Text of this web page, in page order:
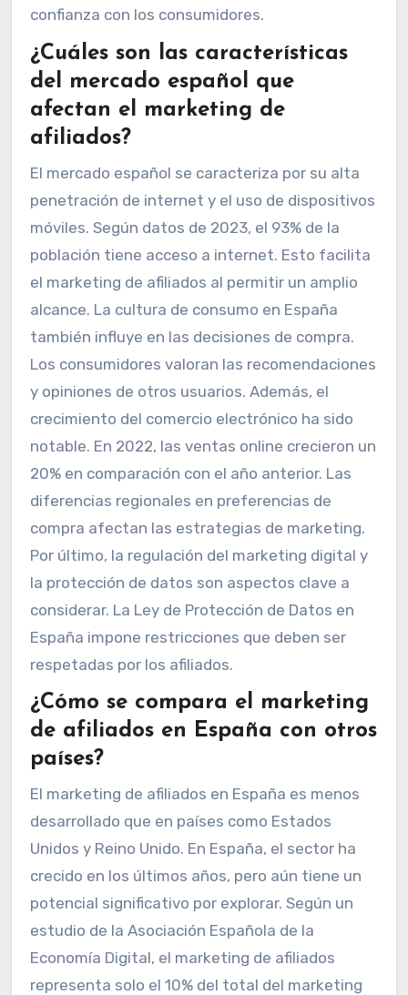
confianza con los consumidores.
¿Cuáles son las características
del mercado español que
afectan el marketing de
afiliados?
El mercado español se caracteriza por su alta
penetración de internet y el uso de dispositivos
móviles. Según datos de 2023, el 93% de la
población tiene acceso a internet. Esto facilita
el marketing de afiliados al permitir un amplio
alcance. La cultura de consumo en España
también influye en las decisiones de compra.
Los consumidores valoran las recomendaciones
y opiniones de otros usuarios. Además, el
crecimiento del comercio electrónico ha sido
notable. En 2022, las ventas online crecieron un
20% en comparación con el año anterior. Las
diferencias regionales en preferencias de
compra afectan las estrategias de marketing.
Por último, la regulación del marketing digital y
la protección de datos son aspectos clave a
considerar. La Ley de Protección de Datos en
España impone restricciones que deben ser
respetadas por los afiliados.
¿Cómo se compara el marketing
de afiliados en España con otros
países?
El marketing de afiliados en España es menos
desarrollado que en países como Estados
Unidos y Reino Unido. En España, el sector ha
crecido en los últimos años, pero aún tiene un
potencial significativo por explorar. Según un
estudio de la Asociación Española de la
Economía Digital, el marketing de afiliados
representa solo el 10% del total del marketing